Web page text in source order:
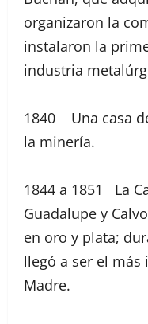
organizaron la
instalaron la
industria
1840 Una casa
la minería.
1844 a 1851 La
Guadalupe y
en oro y plata;
llegó a ser el más
Madre.